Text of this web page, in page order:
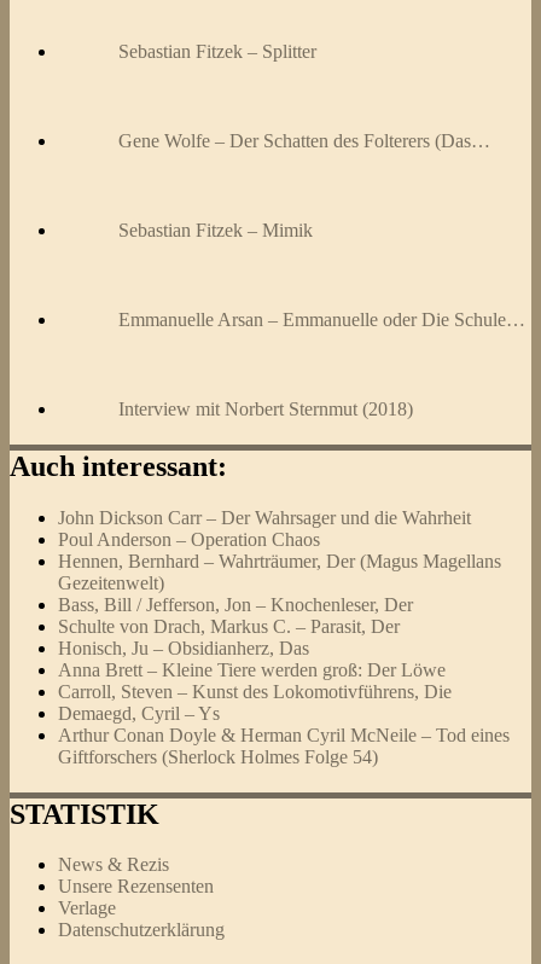
Sebastian Fitzek – Splitter
Gene Wolfe – Der Schatten des Folterers (Das…
Sebastian Fitzek – Mimik
Emmanuelle Arsan – Emmanuelle oder Die Schule…
Interview mit Norbert Sternmut (2018)
Auch interessant:
John Dickson Carr – Der Wahrsager und die Wahrheit
Poul Anderson – Operation Chaos
Hennen, Bernhard – Wahrträumer, Der (Magus Magellans
Gezeitenwelt)
Bass, Bill / Jefferson, Jon – Knochenleser, Der
Schulte von Drach, Markus C. – Parasit, Der
Honisch, Ju – Obsidianherz, Das
Anna Brett – Kleine Tiere werden groß: Der Löwe
Carroll, Steven – Kunst des Lokomotivführens, Die
Demaegd, Cyril – Ys
Arthur Conan Doyle & Herman Cyril McNeile – Tod eines
Giftforschers (Sherlock Holmes Folge 54)
STATISTIK
News & Rezis
Unsere Rezensenten
Verlage
Datenschutzerklärung